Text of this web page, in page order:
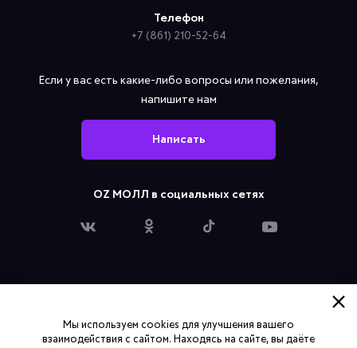
Телефон
+7 (861) 210-52-64
Если у вас есть какие-либо вопросы или пожелания,
напишите нам
Написать
OZ МОЛЛ в социальных сетях
Политика конфиденциальности
Согласие на обработку персональных данных
Мы используем cookies для улучшения вашего
взаимодействия с сайтом. Находясь на сайте, вы даёте